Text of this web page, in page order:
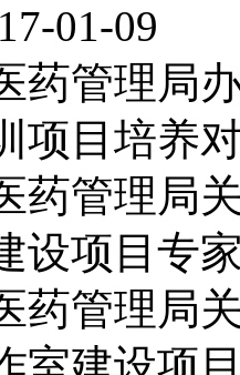
01-09
药管理局
项目培养
药管理局
设项目专
药管理局